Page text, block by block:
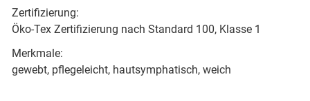
Zertifizierung:
Öko-Tex Zertifizierung nach Standard 100, Klasse 1
Merkmale:
gewebt, pflegeleicht, hautsymphatisch, weich